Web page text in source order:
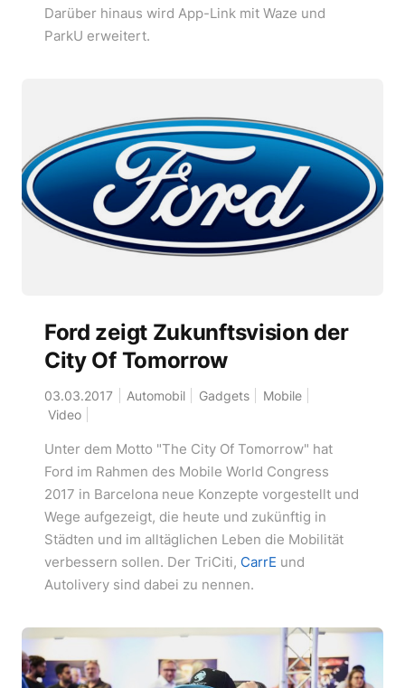
Darüber hinaus wird App-Link mit Waze und
ParkU erweitert.
Ford zeigt Zukunftsvision der
City Of Tomorrow
03.03.2017 Automobil Gadgets
Mobile
Video
Unter dem Motto "The City Of Tomorrow" hat
Ford im Rahmen des Mobile World Congress
2017 in Barcelona neue Konzepte vorgestellt und
Wege aufgezeigt, die heute und zukünftig in
Städten und im alltäglichen Leben die Mobilität
verbessern sollen. Der TriCiti, CarrE und
Autolivery sind dabei zu nennen.